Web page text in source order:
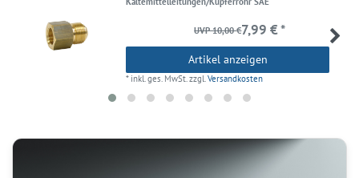
UVP 10,00 €7,99 € *
Artikel anzeigen
* inkl. ges. MwSt.zzgl.Versandkosten